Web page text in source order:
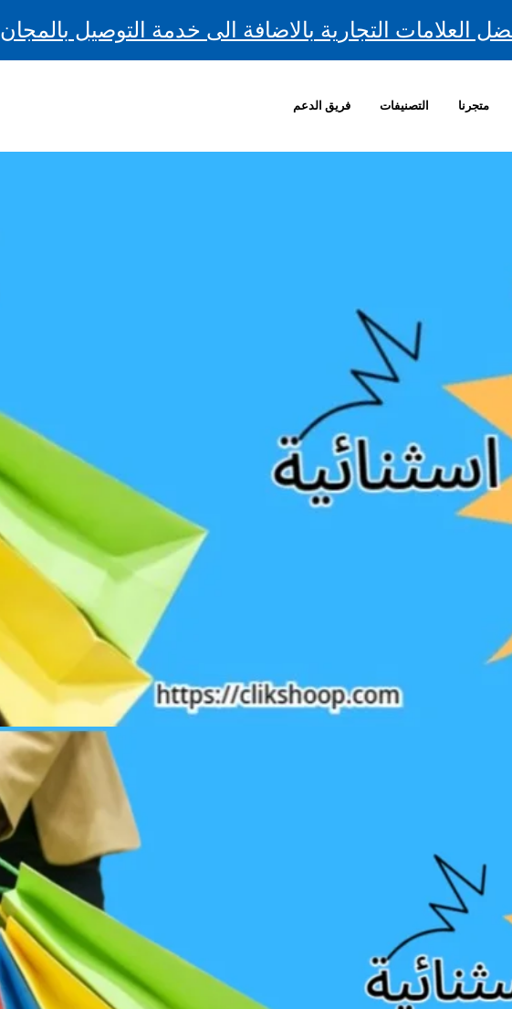
العلامات التجارية بالاضافة الى خدمة التوصيل بالمجان
متجرنا التصنيفات فريق الدعم